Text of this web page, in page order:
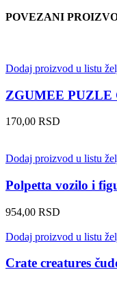
POVEZANI
Dodaj proizvod u listu
ZGUMEE PUZLE
170,00 RSD
Dodaj proizvod u listu
Polpetta vozilo i
954,00 RSD
Dodaj proizvod u listu
Crate creatures